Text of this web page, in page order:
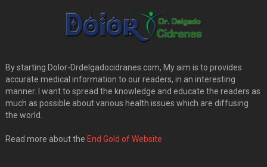
By starting Dolor-Drdelgadocidranes.com, My aim is to provides
accurate medical information to our readers, in an interesting
manner. I want to spread the knowledge and educate the readers as
much as possible about various health issues which are diffusing
the world.
Read more about the End Gold of Website